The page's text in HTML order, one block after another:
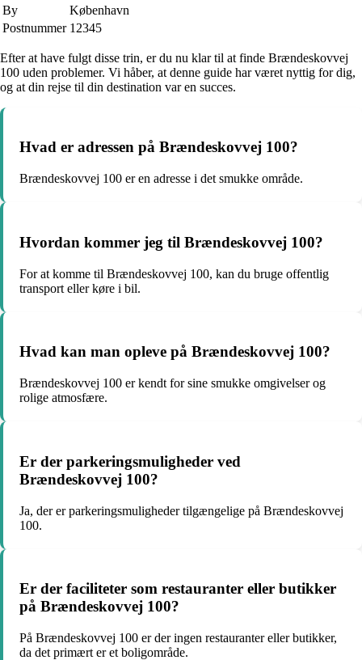
By
København
Postnummer 12345
Efter at have fulgt disse trin, er du nu klar til at finde Brændeskovvej
100 uden problemer. Vi håber, at denne guide har været nyttig for dig,
og at din rejse til din destination var en succes.
Hvad er adressen på Brændeskovvej 100?
Brændeskovvej 100 er en adresse i det smukke område.
Hvordan kommer jeg til Brændeskovvej 100?
For at komme til Brændeskovvej 100, kan du bruge offentlig
transport eller køre i bil.
Hvad kan man opleve på Brændeskovvej 100?
Brændeskovvej 100 er kendt for sine smukke omgivelser og
rolige atmosfære.
Er der parkeringsmuligheder ved
Brændeskovvej 100?
Ja, der er parkeringsmuligheder tilgængelige på Brændeskovvej
100.
Er der faciliteter som restauranter eller butikker
på Brændeskovvej 100?
På Brændeskovvej 100 er der ingen restauranter eller butikker,
da det primært er et boligområde.